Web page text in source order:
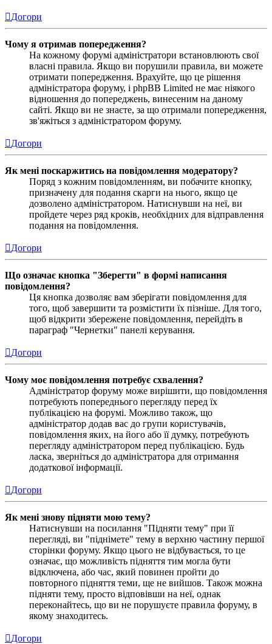
Догори
Чому я отримав попередження?
На кожному форумі адміністратори встановлюють свої
власні правила. Якщо ви порушили правила, ви можете
отримати попередження. Врахуйте, що це рішення
адміністратора форуму, і phpBB Limited не має ніякого
відношення до попереджень, винесеним на даному
сайті. Якщо ви не знаєте, за що отримали попередження,
зв'яжіться з адміністратором форуму.
Догори
Як мені поскаржитись на повідомлення модератору?
Поряд з кожним повідомленням, ви побачите кнопку,
призначену для подання скарги на нього, якщо це
дозволено адміністратором. Натиснувши на неї, ви
пройдете через ряд кроків, необхідних для відправлення
подання на повідомлення.
Догори
Що означає кнопка "Зберегти" в формі написання
повідомлення?
Ця кнопка дозволяє вам зберігати повідомлення для
того, щоб завершити та розмістити їх пізніше. Для того,
щоб відкрити збережене повідомлення, перейдіть в
параграф "Чернетки" панелі керування.
Догори
Чому моє повідомлення потребує схвалення?
Адміністратор форуму може вирішити, що повідомлення
потребують попереднього перегляду перед їх
публікацією на форумі. Можливо також, що
адміністратор додав вас до групи користувачів,
повідомлення яких, на його або її думку, потребують
перегляду адміністратором перед публікацією. Будь
ласка, зверніться до адміністратора для отримання
додаткової інформації.
Догори
Як мені знову підняти мою тему?
Натиснувши на посилання "Підняти тему" при її
перегляді, ви "піднімете" тему в верхню частину першої
сторінки форуму. Якщо цього не відбувається, то це
означає, що можливість підняття тим могла бути
відключена, або час, який повинен пройти до
повторного підняття теми, ще не вийшов. Також можна
підняти тему, просто відповівши на неї, однак
переконайтесь, що ви не порушуєте правила форуму, в
якому знаходитесь.
Догори